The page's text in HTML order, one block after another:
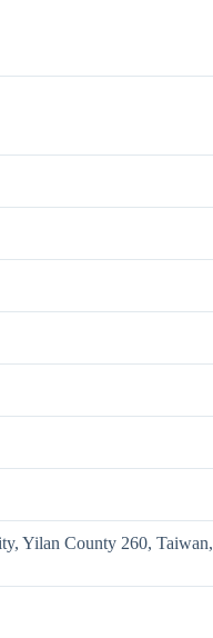
Yilan County 260, Taiwan,